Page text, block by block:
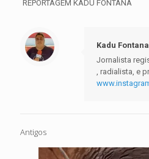
REPORTAGEM KADU FONTANA
Kadu Fontana
Jornalista
, radialista, e
Antigos